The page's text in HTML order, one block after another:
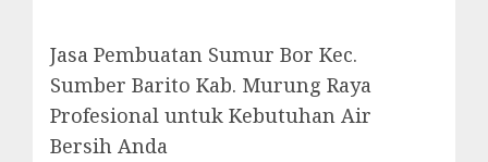
Jasa Pembuatan Sumur Bor Kec.
Sumber Barito Kab. Murung Raya
Profesional untuk Kebutuhan Air
Bersih Anda